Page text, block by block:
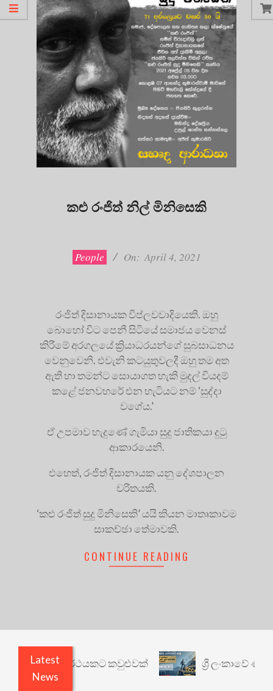
කළු රංජිත් නිල් මිනිසෙකි
People On: April 4, 2021
රංජිත් දිසානායක විප්ලවවාදියෙකි. ඔහු
බොහෝ විට පෙනී සිටියේ සමාජය වෙනස්
කිරීමේ අරගලයේ ක්‍රියාධරයන්ගේ සුබසාධනය
වෙනුවෙනි. එවැනි කටයුතුවලදී ඔහු තම අත
ඇති හා තමන්ට සොයාගත හැකි මුදල් වියදම්
කළේ ජනවහරේ එන හැටියට නම් ‘සුද්දා
වගේය.’
ඒ උපමාව හැදුණේ ගැමියා සුදු ජාතිකයා දුටු
ආකාරයෙනි.
එහෙත්, රංජිත් දිසානායක යනු දේශපාලන
චරිතයකි.
‘කළු රංජිත් සුදු මිනිසෙකි’ යයි කියන මාතෘකාවම
සාකච්ඡා තේමාවකි.
CONTINUE READING
Latest
News
වෙනත් යථාර්ථයකට කවුළුවක් ශ්‍රී ලංකාවේ ණය